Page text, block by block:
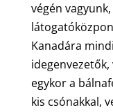
végén
Kanadára
egykor a
kis csónakkal,